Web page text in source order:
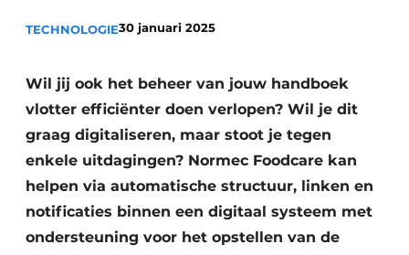
Privacy / Cookie statement
Vacatures
Video’s
TECHNOLOGIE30 januari 2025
Wil jij ook het beheer van jouw handboek
vlotter efficiënter doen verlopen? Wil je dit
graag digitaliseren, maar stoot je tegen
enkele uitdagingen? Normec Foodcare kan
helpen via automatische structuur, linken en
notificaties binnen een digitaal systeem met
ondersteuning voor het opstellen van de